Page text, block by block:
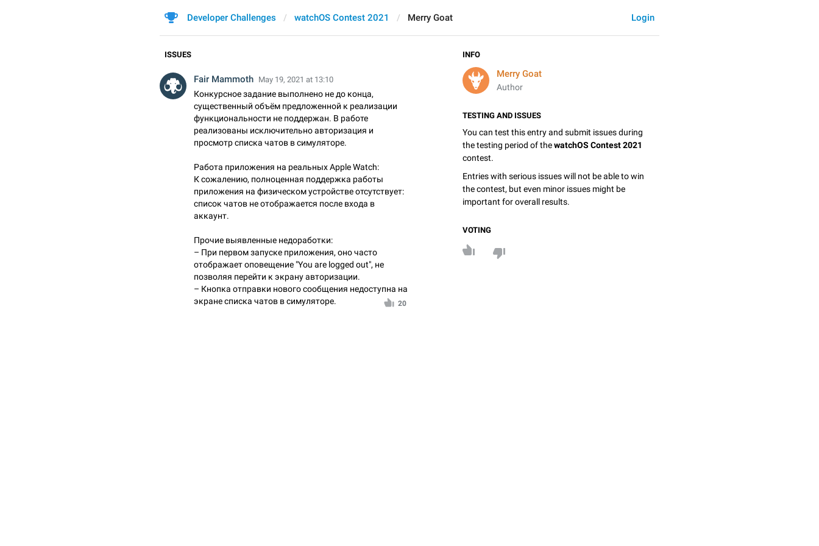
Login
Developer Challenges watchOS Contest 2021 Merry Goat
INFO
Merry Goat
Author
TESTING AND ISSUES
You can test this entry and submit issues during
the testing period of thewatchOS Contest 2021
contest.
Entries with serious issues will not be able to win
the contest, but even minor issues might be
important for overall results.
VOTING
ISSUES
Fair Mammoth May 19, 2021 at 13:10
Конкурсное задание выполнено не до конца,
существенный объём предложенной к реализации
функциональности не поддержан. В работе
реализованы исключительно авторизация и
просмотр списка чатов в симуляторе.
Работа приложения на реальных Apple Watch:
К сожалению, полноценная поддержка работы
приложения на физическом устройстве отсутствует:
список чатов не отображается после входа в
аккаунт.
Прочие выявленные недоработки:
– При первом запуске приложения, оно часто
отображает оповещение "You are logged out", не
позволяя перейти к экрану авторизации.
– Кнопка отправки нового сообщения недоступна на
экране списка чатов в симуляторе.
20